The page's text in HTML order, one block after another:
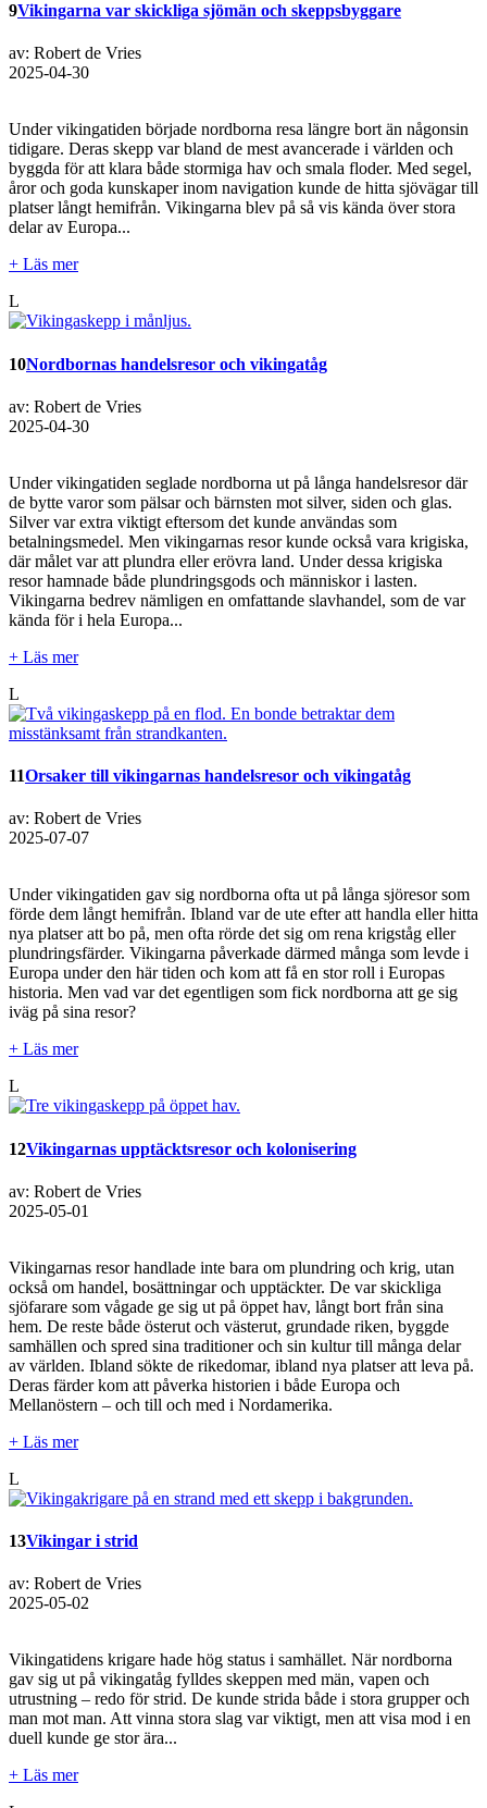
9Vikingarna var skickliga sjömän och skeppsbyggare
av: Robert de Vries
2025-04-30
Under vikingatiden började nordborna resa längre bort än någonsin
tidigare. Deras skepp var bland de mest avancerade i världen och
byggda för att klara både stormiga hav och smala floder. Med segel,
åror och goda kunskaper inom navigation kunde de hitta sjövägar till
platser långt hemifrån. Vikingarna blev på så vis kända över stora
delar av Europa...
+ Läs mer
L
10Nordbornas handelsresor och vikingatåg
av: Robert de Vries
2025-04-30
Under vikingatiden seglade nordborna ut på långa handelsresor där
de bytte varor som pälsar och bärnsten mot silver, siden och glas.
Silver var extra viktigt eftersom det kunde användas som
betalningsmedel. Men vikingarnas resor kunde också vara krigiska,
där målet var att plundra eller erövra land. Under dessa krigiska
resor hamnade både plundringsgods och människor i lasten.
Vikingarna bedrev nämligen en omfattande slavhandel, som de var
kända för i hela Europa...
+ Läs mer
L
11Orsaker till vikingarnas handelsresor och vikingatåg
av: Robert de Vries
2025-07-07
Under vikingatiden gav sig nordborna ofta ut på långa sjöresor som
förde dem långt hemifrån. Ibland var de ute efter att handla eller hitta
nya platser att bo på, men ofta rörde det sig om rena krigståg eller
plundringsfärder. Vikingarna påverkade därmed många som levde i
Europa under den här tiden och kom att få en stor roll i Europas
historia. Men vad var det egentligen som fick nordborna att ge sig
iväg på sina resor?
+ Läs mer
L
12Vikingarnas upptäcktsresor och kolonisering
av: Robert de Vries
2025-05-01
Vikingarnas resor handlade inte bara om plundring och krig, utan
också om handel, bosättningar och upptäckter. De var skickliga
sjöfarare som vågade ge sig ut på öppet hav, långt bort från sina
hem. De reste både österut och västerut, grundade riken, byggde
samhällen och spred sina traditioner och sin kultur till många delar
av världen. Ibland sökte de rikedomar, ibland nya platser att leva på.
Deras färder kom att påverka historien i både Europa och
Mellanöstern – och till och med i Nordamerika.
+ Läs mer
L
13Vikingar i strid
av: Robert de Vries
2025-05-02
Vikingatidens krigare hade hög status i samhället. När nordborna
gav sig ut på vikingatåg fylldes skeppen med män, vapen och
utrustning – redo för strid. De kunde strida både i stora grupper och
man mot man. Att vinna stora slag var viktigt, men att visa mod i en
duell kunde ge stor ära...
+ Läs mer